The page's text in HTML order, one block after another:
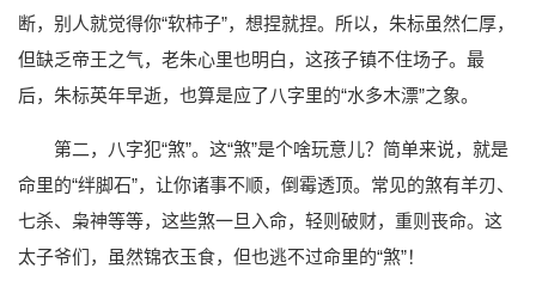
断，别人就觉得你“软柿子”，想捏就捏。所以，朱标虽然仁厚，
但缺乏帝王之气，老朱心里也明白，这孩子镇不住场子。最
后，朱标英年早逝，也算是应了八字里的“水多木漂”之象。
第二，八字犯“煞”。这“煞”是个啥玩意儿？简单来说，就是
命里的“绊脚石”，让你诸事不顺，倒霉透顶。常见的煞有羊刃、
七杀、枭神等等，这些煞一旦入命，轻则破财，重则丧命。这
太子爷们，虽然锦衣玉食，但也逃不过命里的“煞”！